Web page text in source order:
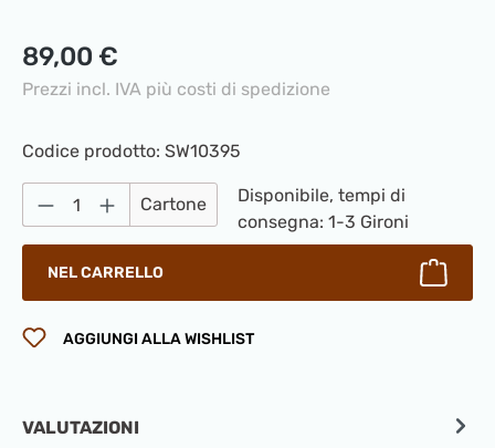
Prezzo normale:
89,00 €
Prezzi incl. IVA più costi di spedizione
Codice prodotto: SW10395
Quantità del prodotto: inserisci la
Cartone
Disponibile, tempi di
consegna: 1-3 Gironi
NEL CARRELLO
AGGIUNGI ALLA WISHLIST
VALUTAZIONI